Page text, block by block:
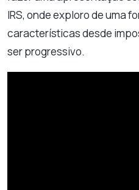
IRS, onde exploro de uma
características desde
ser progressivo.